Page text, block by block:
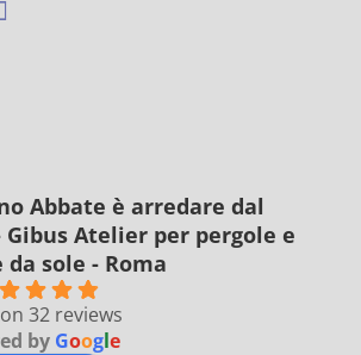
Abbate è arredare dal
Gibus Atelier per pergole e
sole - Roma
32 reviews
by Google